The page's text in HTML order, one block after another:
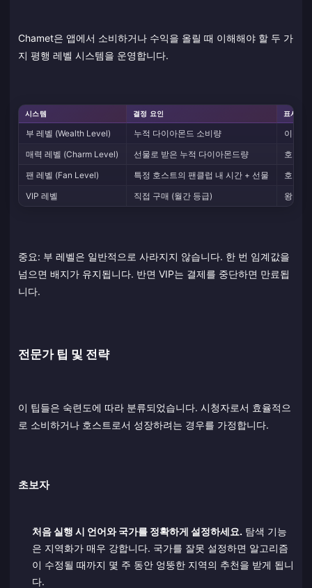
Chamet은 앱에서 소비하거나 수익을 올릴 때 이해해야 할 두 가
지 평행 레벨 시스템을 운영합니다.
시스템 결정 요인 표시 형
부 레벨 (Wealth Level) 누적 다이아몬드 소비량
이름
매력 레벨 (Charm Level)
선물로 받은 누적 다이아몬드량
호스트
팬 레벨 (Fan Level)
특정 호스트의 팬클럽 내 시간 + 선물
호스트
VIP 레벨
직접 구매 (월간 등급) 왕관/
중요: 부 레벨은 일반적으로 사라지지 않습니다. 한 번 임계값을
넘으면 배지가 유지됩니다. 반면 VIP는 결제를 중단하면 만료됩
니다.
전문가 팁 및 전략
이 팁들은 숙련도에 따라 분류되었습니다. 시청자로서 효율적으
로 소비하거나 호스트로서 성장하려는 경우를 가정합니다.
초보자
처음 실행 시 언어와 국가를 정확하게 설정하세요. 탐색 기능
은 지역화가 매우 강합니다. 국가를 잘못 설정하면 알고리즘
이 수정될 때까지 몇 주 동안 엉뚱한 지역의 추천을 받게 됩니
다.